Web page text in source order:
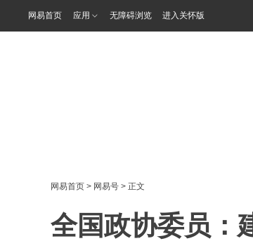
网易首页 应用 无障碍浏览 进入关怀版
网易首页 > 网易号 > 正文
全国政协委员：